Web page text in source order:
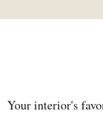
Your interior's